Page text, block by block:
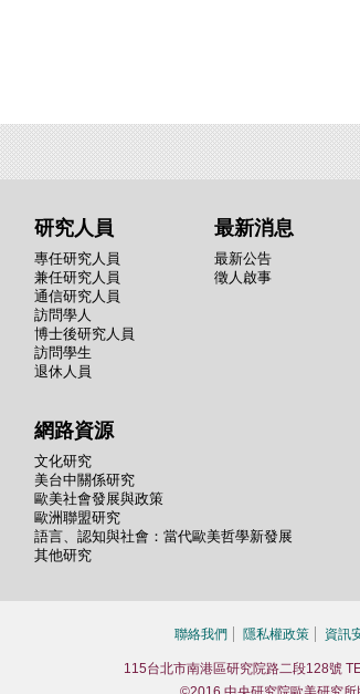
研究人員
專任研究人員
兼任研究人員
通信研究人員
訪問學人
博士後研究人員
訪問學生
退休人員
最新消息
最新公告
徵人啟事
網路資源
文化研究
美台中關係研究
歐美社會發展與政策
歐洲聯盟研究
語言、認知與社會：當代歐美哲學新發展
其他研究
聯絡我們 隱私權政策 資訊
115台北市南港區研究院路二段128號